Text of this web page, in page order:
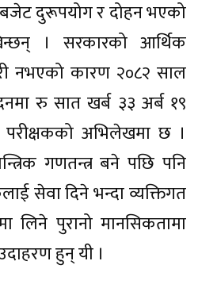
बजेट दुरूपयोग र दोहन भएको
। सरकारको आर्थिक
नभएको कारण २०८२ साल
रु सात खर्ब ३३ अर्ब १९
अभिलेखमा छ ।
गणतन्त्र बने पछि पनि
सेवा दिने भन्दा व्यक्तिगत
लिने पुरानो मानसिकतामा
हुन् यी ।